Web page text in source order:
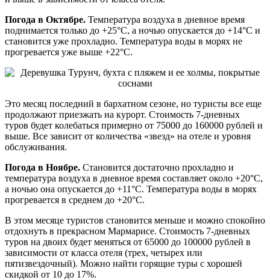
Погода в Октябре. Температура воздуха в дневное время
поднимается только до +25°C, а ночью опускается до +14°C и
становится уже прохладно. Температура воды в морях не
прогревается уже выше +22°C.
Это месяц последний в бархатном сезоне, но туристы все еще
продолжают приезжать на курорт. Стоимость 7-дневных
туров будет колебаться примерно от 75000 до 160000 рублей и
выше. Все зависит от количества «звезд» на отеле и уровня
обслуживания.
Погода в Ноябре. Становится достаточно прохладно и
температура воздуха в дневное время составляет около +20°C,
а ночью она опускается до +11°C. Температура воды в морях
прогревается в среднем до +20°C.
В этом месяце туристов становится меньше и можно спокойно
отдохнуть в прекрасном Мармарисе. Стоимость 7-дневных
туров на двоих будет меняться от 65000 до 100000 рублей в
зависимости от класса отеля (трех, четырех или
пятизвездочный). Можно найти горящие туры с хорошей
скидкой от 10 до 17%.